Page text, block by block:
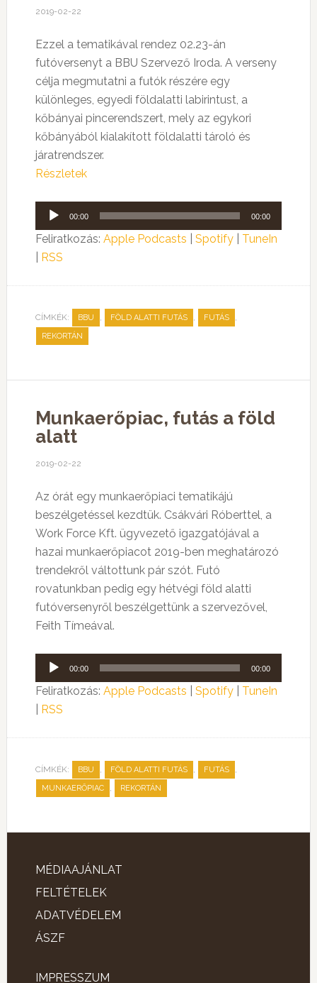
2019-02-22
Ezzel a tematikával rendez 02.23-án
futóversenyt a BBU Szervező Iroda. A verseny
célja megmutatni a futók részére egy
különleges, egyedi földalatti labirintust, a
kőbányai pincerendszert, mely az egykori
kőbányából kialakított földalatti tároló és
járatrendszer.
Részletek
Audió
lejátszó
00:00 00:00
Feliratkozás: Apple Podcasts Spotify| TuneIn
RSS
CÍMKÉK: BBU , FÖLD ALATTI FUTÁS , FUTÁS ,
REKORTÁN
Munkaerőpiac, futás a föld
alatt
2019-02-22
Az órát egy munkaerőpiaci tematikájú
beszélgetéssel kezdtük. Csákvári Róberttel, a
Work Force Kft. ügyvezető igazgatójával a
hazai munkaerőpiacot 2019-ben meghatározó
trendekről váltottunk pár szót. Futó
rovatunkban pedig egy hétvégi föld alatti
futóversenyről beszélgettünk a szervezővel,
Feith Tímeával.
Audió
lejátszó
00:00 00:00
Feliratkozás: Apple Podcasts Spotify| TuneIn
RSS
CÍMKÉK: BBU , FÖLD ALATTI FUTÁS , FUTÁS ,
MUNKAERŐPIAC , REKORTÁN
MÉDIAAJÁNLAT
FELTÉTELEK
ADATVÉDELEM
ÁSZF
IMPRESSZUM